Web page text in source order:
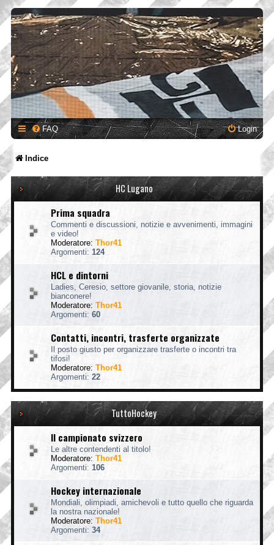
FAQ Login
Indice
HC Lugano
Prima squadra
Commenti e discussioni, notizie e avvenimenti, immagini
e video!
Moderatore: Thor41
Argomenti: 124
HCL e dintorni
Ladies, Ceresio, settore giovanile, storia, notizie
bianconere!
Moderatore: Thor41
Argomenti: 60
Contatti, incontri, trasferte organizzate
Il posto giusto per organizzare trasferte o incontri tra
tifosi!
Moderatore: Thor41
Argomenti: 22
TuttoHockey
Il campionato svizzero
Le altre contendenti al titolo!
Moderatore: Thor41
Argomenti: 106
Hockey internazionale
Mondiali, olimpiadi, amichevoli e tutto quello che riguarda
la nostra nazionale!
Moderatore: Thor41
Argomenti: 34